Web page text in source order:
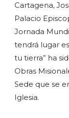
Cartagena,
Palacio
Jornada
tendrá lugar
tu tierra” ha
Obras
Sede que se
Iglesia.